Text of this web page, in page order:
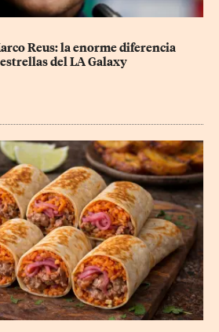
Reus: la enorme diferencia
del LA Galaxy